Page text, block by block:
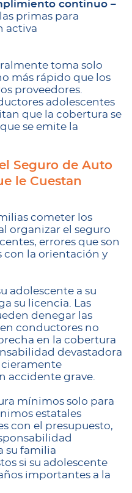
continuo –
primas para
activa
toma solo
más rápido que los
proveedores.
adolescentes
que la cobertura se
se emite la
Seguro de Auto
le Cuestan
cometer los
organizar el seguro
errores que son
la orientación y
adolescente a su
su licencia. Las
denegar las
conductores no
en la cobertura
devastadora
accidente grave.
mínimos solo para
estatales
con el presupuesto,
su familia
si su adolescente
importantes a la